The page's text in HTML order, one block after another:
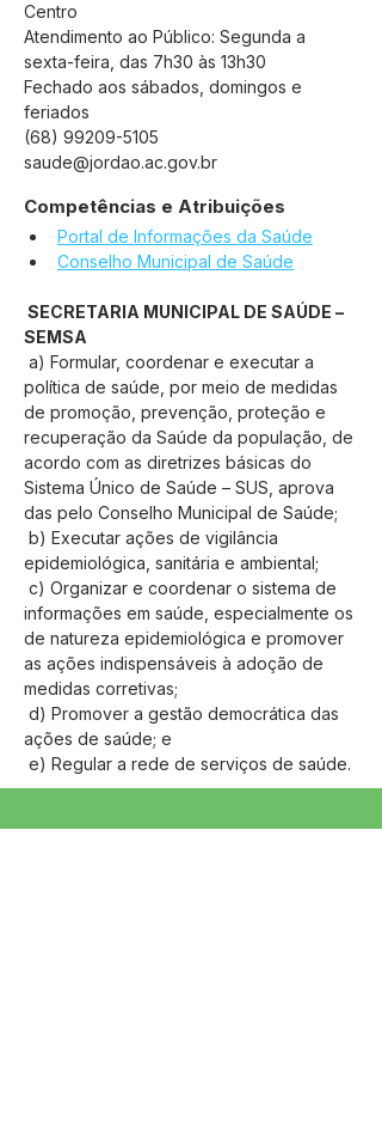
Centro
Atendimento ao Público: Segunda a
sexta-feira, das 7h30 às 13h30
Fechado aos sábados, domingos e
feriados
(68) 99209-5105
saude@jordao.ac.gov.br
Competências e Atribuições
Portal de Informações da Saúde
Conselho Municipal de Saúde
SEMSA
política de saúde, por meio de medidas
de promoção, prevenção, proteção e
recuperação da Saúde da população, de
acordo com as diretrizes básicas do
Sistema Único de Saúde – SUS, aprova
das pelo Conselho Municipal de Saúde;
epidemiológica, sanitária e ambiental;
informações em saúde, especialmente os
de natureza epidemiológica e promover
as ações indispensáveis à adoção de
medidas corretivas;
ações de saúde; e
e) Regular a rede de serviços de saúde.